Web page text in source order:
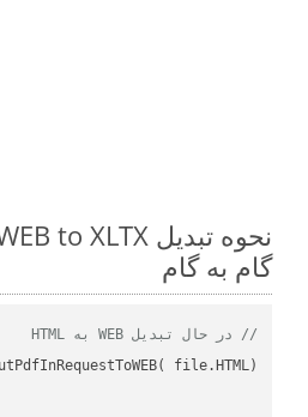
گام به گام
// در حال تبدیل WEB به HTML